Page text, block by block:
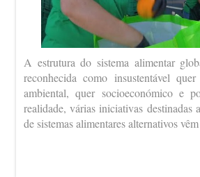
A estrutura do sistema alimentar
reconhecida como insustentável
ambiental, quer socioeconómico e
realidade, várias iniciativas destinadas
de sistemas alimentares alternativos